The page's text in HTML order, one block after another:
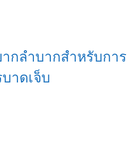
กลำบากสำหรับการ
าดเจ็บ